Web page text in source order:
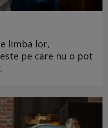
limba lor,
pe care nu o pot